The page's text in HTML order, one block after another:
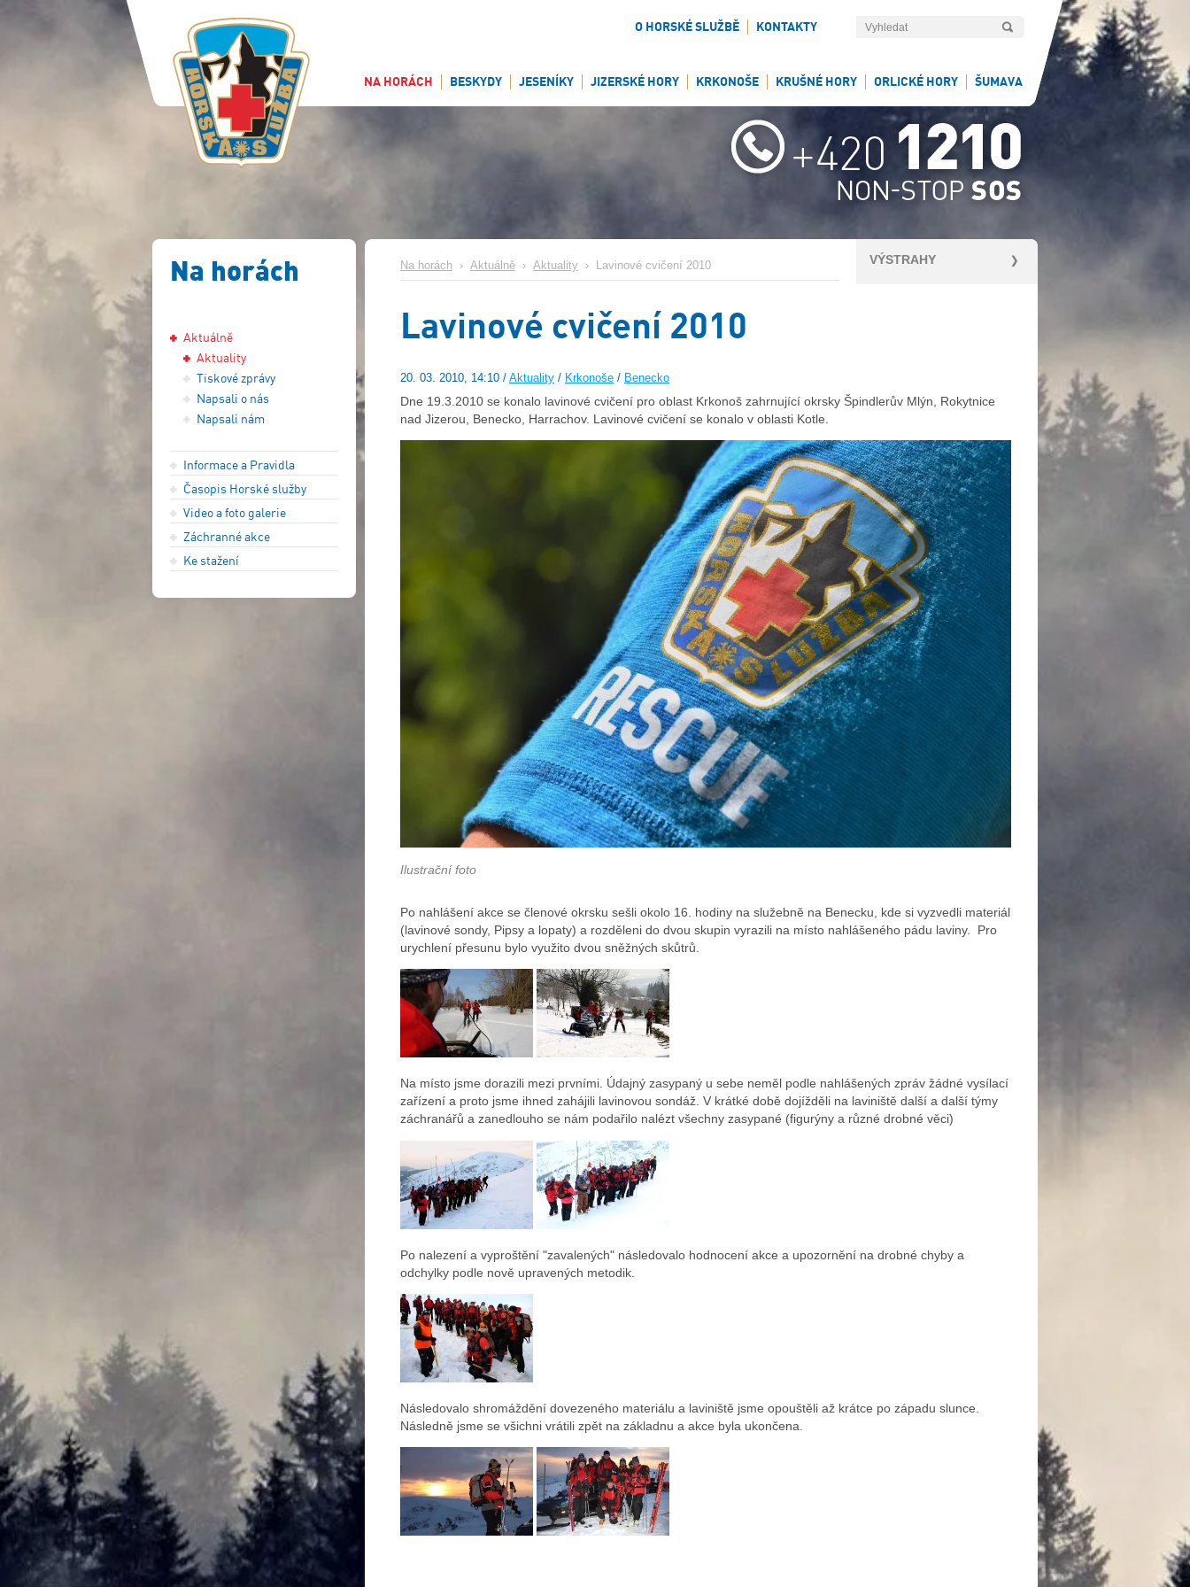
O HORSKÉ SLUŽBĚ KONTAKTY
NA HORÁCH BESKYDY JESENÍKY JIZERSKÉ HORY KRKONOŠE KRUŠNÉ HORY ORLICKÉ HORY ŠUMAVA
Na horách
Aktuálně
Aktuality
Tiskové zprávy
Napsali o nás
Napsali nám
Informace a Pravidla
Časopis Horské služby
Video a foto galerie
Záchranné akce
Ke stažení
VÝSTRAHY
Na horách › Aktuálně › Aktuality › Lavinové cvičení 2010
Lavinové cvičení 2010
20. 03. 2010, 14:10 / Aktuality / Krkonoše / Benecko
Dne 19.3.2010 se konalo lavinové cvičení pro oblast Krkonoš zahrnující okrsky Špindlerův Mlýn, Rokytnice
nad Jizerou, Benecko, Harrachov. Lavinové cvičení se konalo v oblasti Kotle.
Ilustrační foto
Po nahlášení akce se členové okrsku sešli okolo 16. hodiny na služebně na Benecku, kde si vyzvedli materiál
(lavinové sondy, Pipsy a lopaty) a rozděleni do dvou skupin vyrazili na místo nahlášeného pádu laviny. Pro
urychlení přesunu bylo využito dvou sněžných skůtrů.
Na místo jsme dorazili mezi prvními. Údajný zasypaný u sebe neměl podle nahlášených zpráv žádné vysílací
zařízení a proto jsme ihned zahájili lavinovou sondáž. V krátké době dojížděli na laviniště další a další týmy
záchranářů a zanedlouho se nám podařilo nalézt všechny zasypané (figurýny a různé drobné věci)
Po nalezení a vyproštění "zavalených" následovalo hodnocení akce a upozornění na drobné chyby a
odchylky podle nově upravených metodik.
Následovalo shromáždění dovezeného materiálu a laviniště jsme opouštěli až krátce po západu slunce.
Následně jsme se všichni vrátili zpět na základnu a akce byla ukončena.